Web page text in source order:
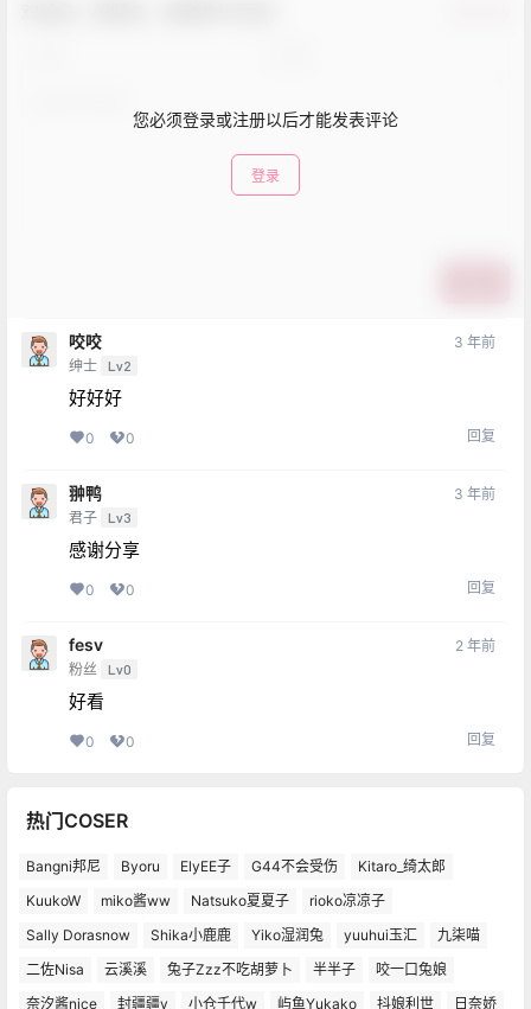
您必须登录或注册以后才能发表评论
登录
咬咬
绅士 Lv2
3 年前
好好好
0 0 回复
翀鸭
君子 Lv3
3 年前
感谢分享
0 0 回复
fesv
粉丝 Lv0
2 年前
好看
0 0 回复
热门COSER
Bangni邦尼 Byoru ElyEE子 G44不会受伤
Kitaro_绮太郎
KuukoW
miko酱ww Natsuko夏夏子
rioko凉凉子
Sally Dorasnow
Shika小鹿鹿 Yiko湿润兔 yuuhui玉汇
九柒喵
二佐Nisa
云溪溪 兔子Zzz不吃胡萝卜 半半子
咬一口兔娘
奈汐酱nice
封疆疆v 小仓千代w 屿鱼Yukako 抖娘利世 日奈娇